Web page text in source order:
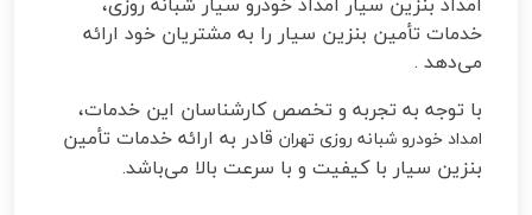
خدمات تأمین بنزین سیار را به مشتریان خود ارائه
می‌دهد .
با توجه به تجربه و تخصص کارشناسان این خدمات،
امداد خودرو شبانه روزی تهران قادر به ارائه خدمات تأمین
بنزین سیار با کیفیت و با سرعت بالا می‌باشد.